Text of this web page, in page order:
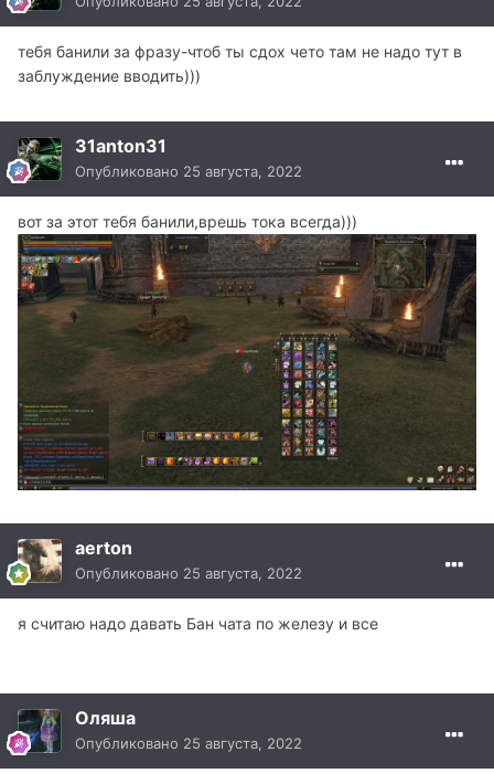
тебя банили за фразу-чтоб ты сдох чето там не надо тут в
заблуждение вводить)))
31anton31
Опубликовано 25 августа, 2022
вот за этот тебя банили,врешь тока всегда)))
aerton
Опубликовано 25 августа, 2022
я считаю надо давать Бан чата по железу и все
Оляша
Опубликовано 25 августа, 2022